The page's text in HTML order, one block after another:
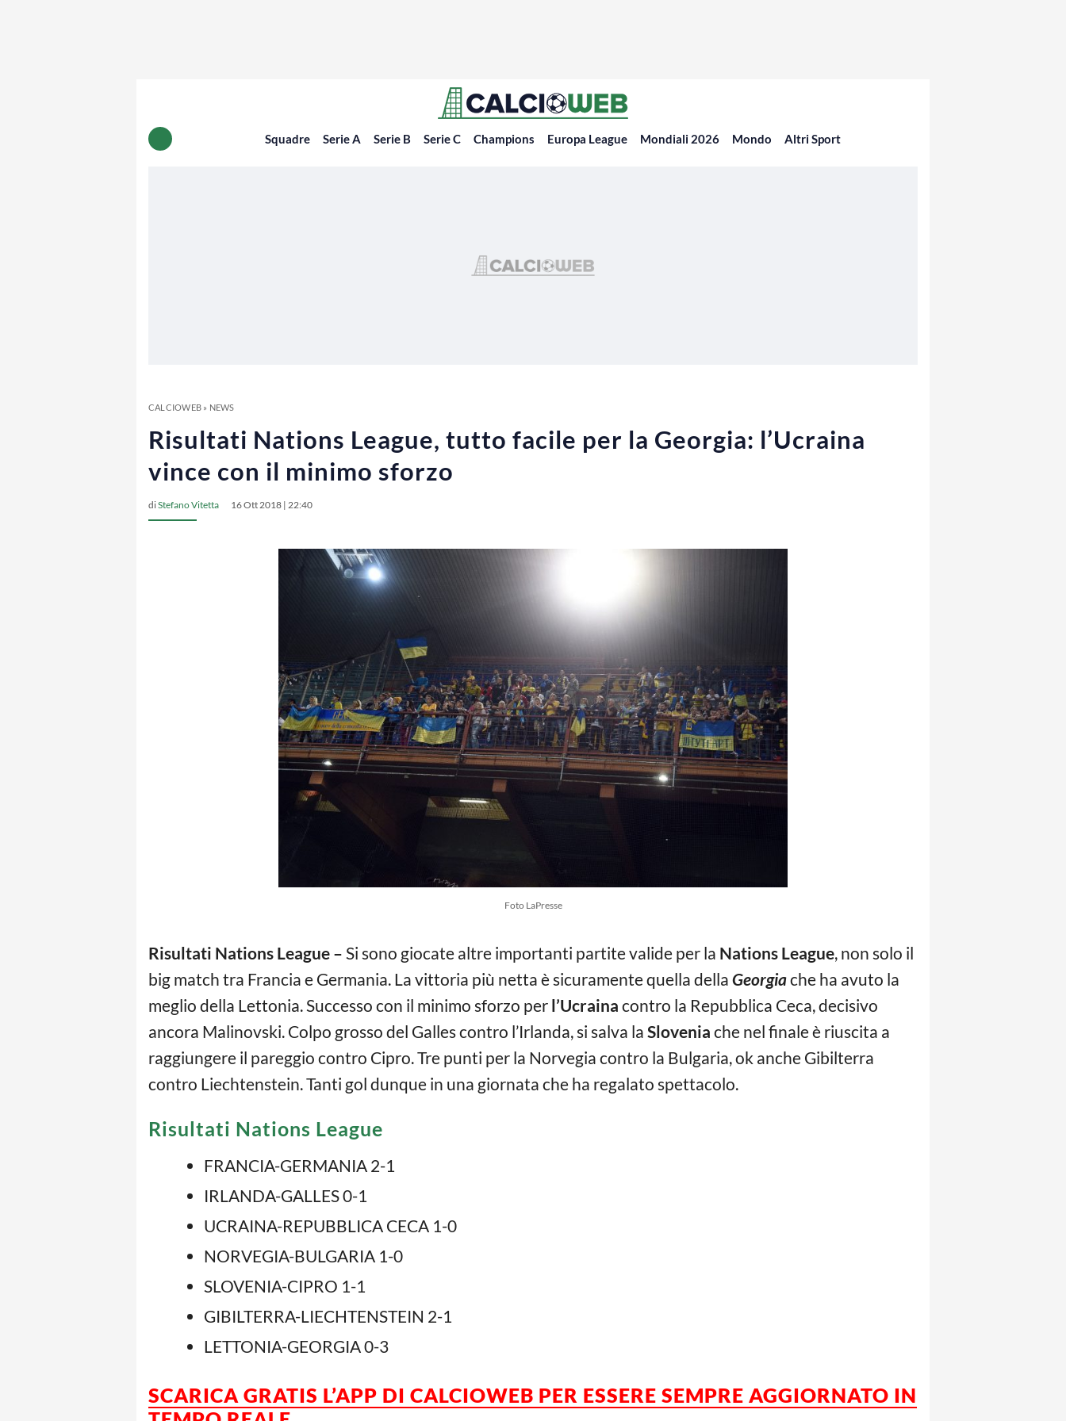
Squadre Serie A Serie B Serie C Champions Europa League Mondiali 2026 Mondo Altri Sport
CALCIOWEB» NEWS
Risultati Nations League, tutto facile per la Georgia: l’Ucraina
vince con il minimo sforzo
diStefano Vitetta 16 Ott 2018 | 22:40
Foto LaPresse
Risultati Nations League – Si sono giocate altre importanti partite valide per la Nations League, non solo il
big match tra Francia e Germania. La vittoria più netta è sicuramente quella della Georgiache ha avuto la
meglio della Lettonia. Successo con il minimo sforzo per l’Ucraina contro la Repubblica Ceca, decisivo
ancora Malinovski. Colpo grosso del Galles contro l’Irlanda, si salva la Slovenia che nel finale è riuscita a
raggiungere il pareggio contro Cipro. Tre punti per la Norvegia contro la Bulgaria, ok anche Gibilterra
contro Liechtenstein. Tanti gol dunque in una giornata che ha regalato spettacolo.
Risultati Nations League
FRANCIA-GERMANIA 2-1
IRLANDA-GALLES 0-1
UCRAINA-REPUBBLICA CECA 1-0
NORVEGIA-BULGARIA 1-0
SLOVENIA-CIPRO 1-1
GIBILTERRA-LIECHTENSTEIN 2-1
LETTONIA-GEORGIA 0-3
SCARICA GRATIS L’APP DI CALCIOWEB PER ESSERE SEMPRE AGGIORNATO IN